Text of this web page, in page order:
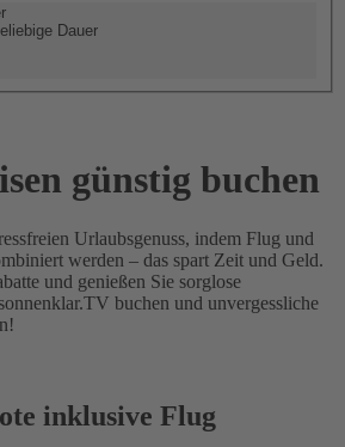
Dauer
günstig buchen
Urlaubsgenuss, indem Flug und
werden – das spart Zeit und Geld.
und genießen Sie sorglose
buchen und unvergessliche
inklusive Flug